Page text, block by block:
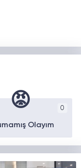
0
😡
Olayım